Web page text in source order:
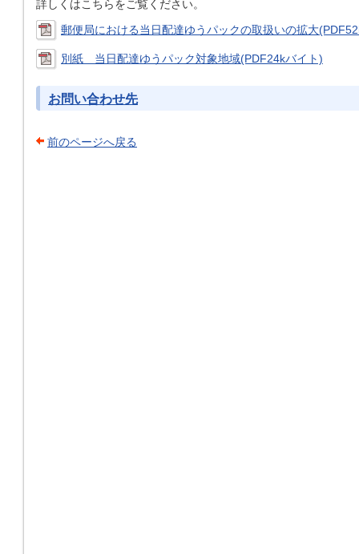
詳しくはこちらをご覧ください。
郵便局における当日配達ゆうパックの取扱いの拡大
別紙 当日配達ゆうパック対象地域(PDF24kバイト)
お問い合わせ先
前のページへ戻る